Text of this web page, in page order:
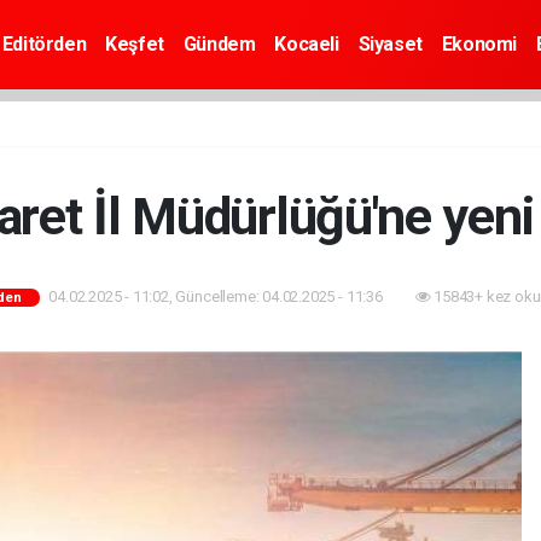
Editörden Keşfet Gündem Kocaeli Siyaset Ekonomi
İl Müdürlüğü'ne
04.02.2025 - 11:02, Güncelleme: 04.02.2025 - 11:36 15843+ kez